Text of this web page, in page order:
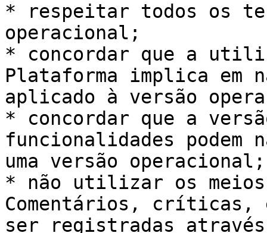
* respeitar todos os
operacional;
* concordar que a
Plataforma implica em
aplicado à versão
* concordar que a
funcionalidades podem
uma versão operacional;
* não utilizar os meios
Comentários, críticas,
ser registradas